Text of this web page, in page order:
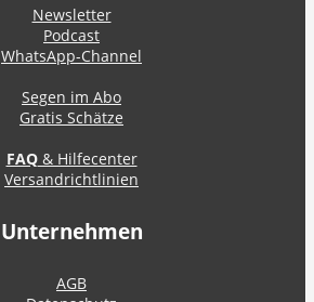
Newsletter
Podcast
WhatsApp-Channel
Segen im Abo
Gratis Schätze
FAQ& Hilfecenter
Versandrichtlinien
Unternehmen
AGB